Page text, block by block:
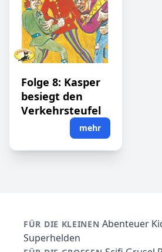
Folge 8: Kasper
besiegt den
Verkehrsteufel
mehr
FÜR DIE KLEINEN Abenteuer
Superhelden